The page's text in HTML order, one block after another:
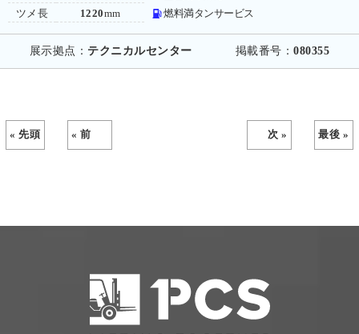
ツメ長
1220mm
燃料満タンサービス
展示拠点： テクニカルセンター 掲載番号：080355
« 先頭 « 前 次 » 最後 »